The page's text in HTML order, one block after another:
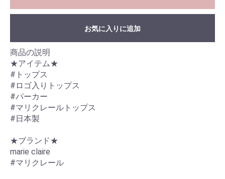
お気に入りに追加
商品の説明
★アイテム★
#トップス
#ロゴ入りトップス
#パーカー
#マリクレールトップス
#日本製
★ブランド★
marie claire
#マリクレール